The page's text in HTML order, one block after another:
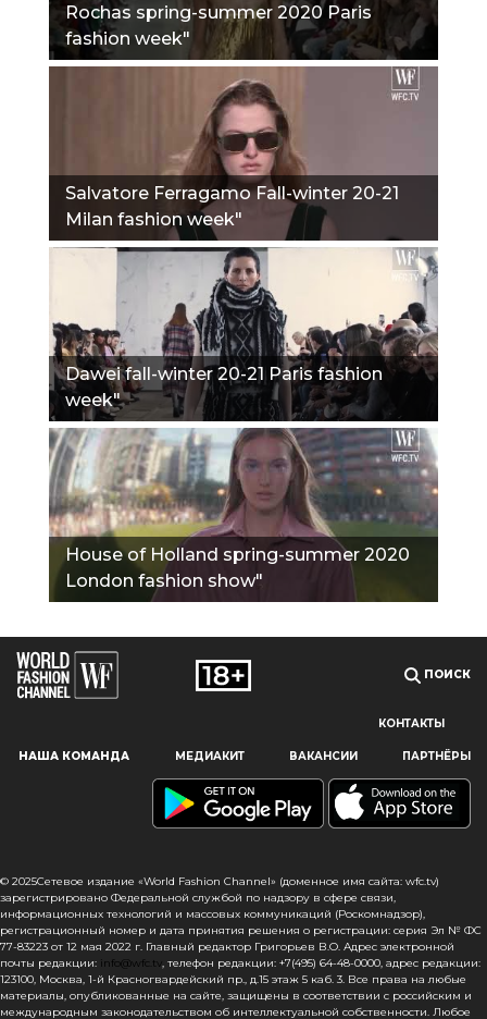
Наш сайт использует файлы cookie и похожие технологии,
пользователям, предоставляя персонализированную
информацию, запоминая предпочтения в области
сайта, вы подтверждаете свое согласие на использование
файлов cookie в соответствии с настоящим уведомлением
в отношении данного типа файлов. Если вы не согласны
с тем, чтобы мы использовали данный тип файлов,
то вы должны соответствующим образом установить
настройки вашего браузера или не использовать сайт wfc.tv
Rochas spring-summer 2020 Paris
fashion week"
Salvatore Ferragamo Fall-winter 20-21
Milan fashion week"
Dawei fall-winter 20-21 Paris fashion
week"
House of Holland spring-summer 2020
London fashion show"
ПОИСК
КОНТАКТЫ
НАША КОМАНДА МЕДИАКИТ ВАКАНСИИ ПАРТНЁРЫ
© 2025Сетевое издание «World Fashion Channel» (доменное имя сайта: wfc.tv)
зарегистрировано Федеральной службой по надзору в сфере связи,
информационных технологий и массовых коммуникаций (Роскомнадзор),
регистрационный номер и дата принятия решения о регистрации: серия Эл № ФС
77-83223 от 12 мая 2022 г. Главный редактор Григорьев В.О. Адрес электронной
почты редакции: info@wfc.tv, телефон редакции: +7(495) 64-48-0000, адрес редакции:
123100, Москва, 1-й Красногвардейский пр., д.15 этаж 5 каб. 3. Все права на любые
материалы, опубликованные на сайте, защищены в соответствии с российским и
международным законодательством об интеллектуальной собственности. Любое